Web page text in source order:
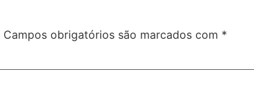
Campos obrigatórios são marcados com *